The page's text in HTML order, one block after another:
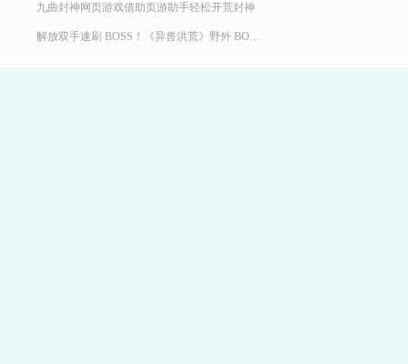
九曲封神网页游戏借助页游助手轻松开荒封神
解放双手速刷 BOSS！《异兽洪荒》野外 BOSS 玩法，页游助手挂机打宝两不误